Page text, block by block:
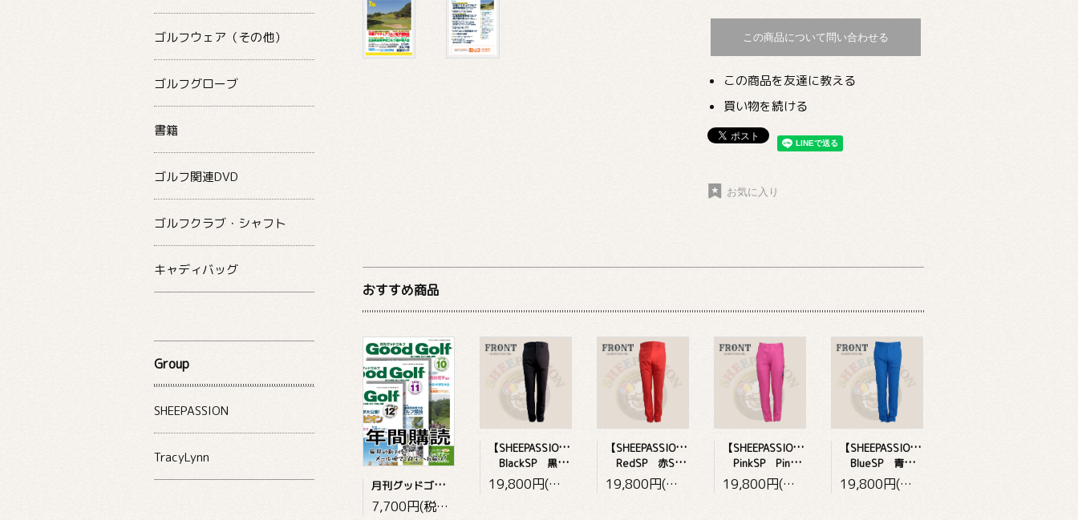
この商品について問い合わせる
この商品を友達に教える
買い物を続ける
お気に入り
おすすめ商品
月
刊グッドゴルフ ～年間購読～
7,700円(税込)
【
SHEEPASSION・メンズ】
BlackSP 黒Sheepassion
19,800円(税込)
【
SHEEPASSION・メンズ】
RedSP 赤Sheepassion
19,800円(税込)
【
SHEEPASSION・レディース】
PinkSP PinkSheepassion
19,800円(税込)
【
SHEEPASSION・メンズ】
BlueSP 青Sheepassion
19,800円(税込)
ゴルフウェア（その他）
ゴルフグローブ
書籍
ゴルフ関連DVD
ゴルフクラブ・シャフト
キャディバッグ
Group
SHEEPASSION
TracyLynn